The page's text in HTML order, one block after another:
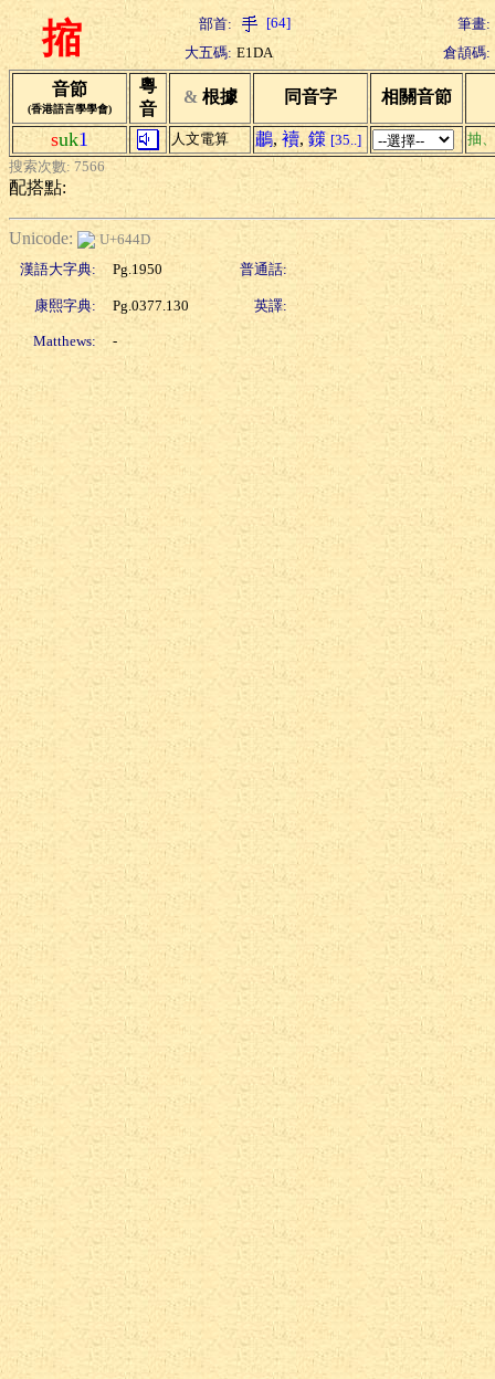
摍 部首: [64]
筆畫:
大五碼: E1DA 倉頡碼:
音節
(香港語言學學會)
粵
音
& 根據 同音字 相關音節
suk1 人文電算 鷫, 襩, 鏼 [35..]
抽
搜索次數: 7566
配搭點:
Unicode:
U+644D
漢語大字典:
Pg.1950 普通話:
康熙字典: Pg.0377.130 英譯:
Matthews: -